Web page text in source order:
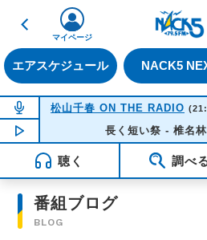
戻る
エアスケジュール NACK5
マイページ
NOW ON AIR
松山千春 ON THE RADIO
NOW PLAYING16:35
長く短い祭 - 椎名林檎
聴く 調べ
番組ブログ
BLOG